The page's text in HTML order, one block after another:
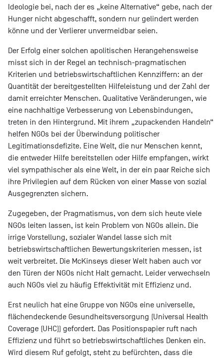
Ideologie bei, nach der es „keine Alternative“ gebe, nach der
Hunger nicht abgeschafft, sondern nur gelindert werden
könne und der Verlierer unvermeidbar seien.
Der Erfolg einer solchen apolitischen Herangehensweise
misst sich in der Regel an technisch-pragmatischen
Kriterien und betriebswirtschaftlichen Kennziffern: an der
Quantität der bereitgestellten Hilfeleistung und der Zahl der
damit erreichter Menschen. Qualitative Veränderungen, wie
eine nachhaltige Verbesserung von Lebensbindungen,
treten in den Hintergrund. Mit ihrem „zupackenden Handeln“
helfen NGOs bei der Überwindung politischer
Legitimationsdefizite. Eine Welt, die nur Menschen kennt,
die entweder Hilfe bereitstellen oder Hilfe empfangen, wirkt
viel sympathischer als eine Welt, in der ein paar Reiche sich
ihre Privilegien auf dem Rücken von einer Masse von sozial
Ausgegrenzten sichern.
Zugegeben, der Pragmatismus, von dem sich heute viele
NGOs leiten lassen, ist kein Problem von NGOs allein. Die
irrige Vorstellung, sozialer Wandel lasse sich mit
betriebswirtschaftlichen Bewertungskriterien messen, ist
weit verbreitet. Die McKinseys dieser Welt haben auch vor
den Türen der NGOs nicht Halt gemacht. Leider verwechseln
auch NGOs viel zu häufig Effektivität mit Effizienz und.
Erst neulich hat eine Gruppe von NGOs eine universelle,
flächendeckende Gesundheitsversorgung (Universal Health
Coverage (UHC)) gefordert. Das Positionspapier ruft nach
Effizienz und führt so betriebswirtschaftliches Denken ein.
Wird diesem Ruf gefolgt, steht zu befürchten, dass die